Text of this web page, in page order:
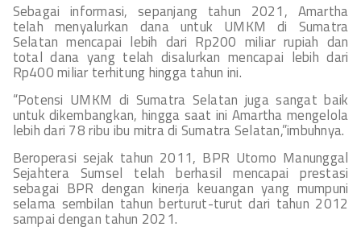
Sebagai informasi, sepanjang tahun 2021, Amartha
telah menyalurkan dana untuk UMKM di Sumatra
Selatan mencapai lebih dari Rp200 miliar rupiah dan
total dana yang telah disalurkan mencapai lebih dari
Rp400 miliar terhitung hingga tahun ini.
“Potensi UMKM di Sumatra Selatan juga sangat baik
untuk dikembangkan, hingga saat ini Amartha mengelola
lebih dari 78 ribu ibu mitra di Sumatra Selatan,”imbuhnya.
Beroperasi sejak tahun 2011, BPR Utomo Manunggal
Sejahtera Sumsel telah berhasil mencapai prestasi
sebagai BPR dengan kinerja keuangan yang mumpuni
selama sembilan tahun berturut-turut dari tahun 2012
sampai dengan tahun 2021.